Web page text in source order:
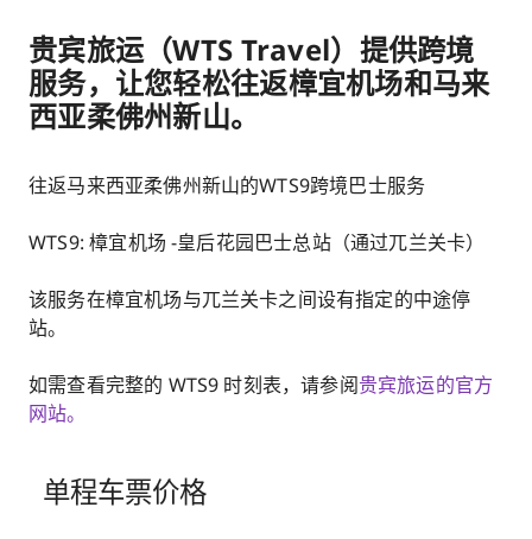
贵宾旅运（WTS Travel）提供跨境
服务，让您轻松往返樟宜机场和马来
西亚柔佛州新山。
往返马来西亚柔佛州新山的WTS9跨境巴士服务
WTS9: 樟宜机场 -皇后花园巴士总站（通过兀兰关卡）
该服务在樟宜机场与兀兰关卡之间设有指定的中途停
站。
如需查看完整的 WTS9 时刻表，请参阅贵宾旅运的官方
网站。
单程车票价格